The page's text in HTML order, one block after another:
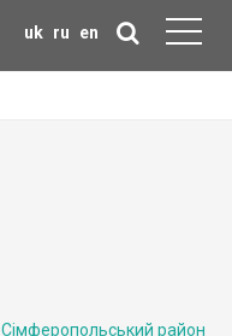
uk ru en
Сімферопольський район